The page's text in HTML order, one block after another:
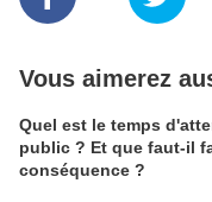
Vous aimerez
Quel est le temps
public ? Et que faut-il
conséquence ?